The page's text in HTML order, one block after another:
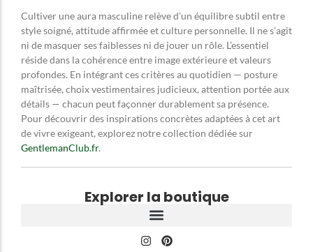
Cultiver une aura masculine relève d’un équilibre subtil entre
style soigné, attitude affirmée et culture personnelle. Il ne s’agit
ni de masquer ses faiblesses ni de jouer un rôle. L’essentiel
réside dans la cohérence entre image extérieure et valeurs
profondes. En intégrant ces critères au quotidien — posture
maîtrisée, choix vestimentaires judicieux, attention portée aux
détails — chacun peut façonner durablement sa présence.
Pour découvrir des inspirations concrètes adaptées à cet art
de vivre exigeant, explorez notre collection dédiée sur
GentlemanClub.fr.
Explorer la boutique